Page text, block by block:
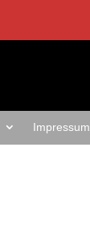
Impressum